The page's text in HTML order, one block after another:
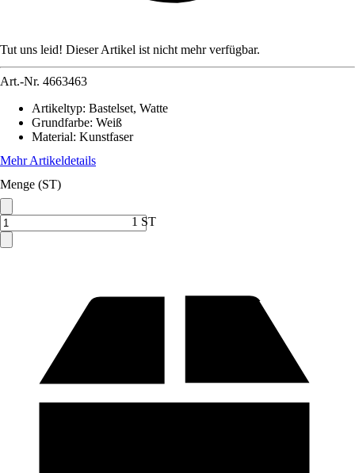
Tut uns leid! Dieser Artikel ist nicht mehr verfügbar.
Art.-Nr. 4663463
Artikeltyp: Bastelset, Watte
Grundfarbe: Weiß
Material: Kunstfaser
Mehr Artikeldetails
Menge (ST)
1 ST